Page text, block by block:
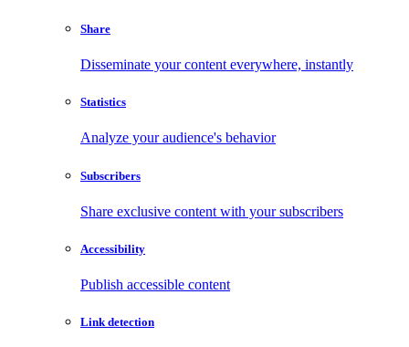
Share
Disseminate your content everywhere, instantly
Statistics
Analyze your audience's behavior
Subscribers
Share exclusive content with your subscribers
Accessibility
Publish accessible content
Link detection